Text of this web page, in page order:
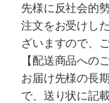
先様に反社会的
注文をお受けし
ざいますので、
【配送商品への
お届け先様の長
で、送り状に記